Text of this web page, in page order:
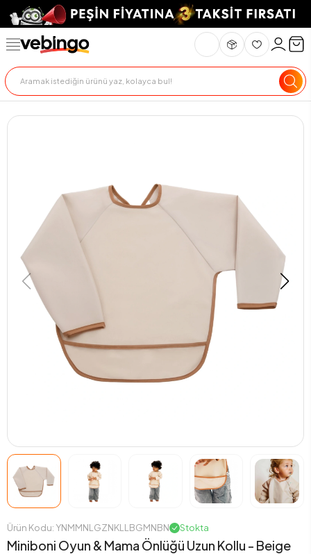
Ürün Kodu: YNMMNLGZNKLLBGMNBN Stokta
Miniboni Oyun & Mama Önlüğü Uzun Kollu - Beige
Genel Bakış Ürün Açıklaması Teknik Özellikler Teslimat Ve İade